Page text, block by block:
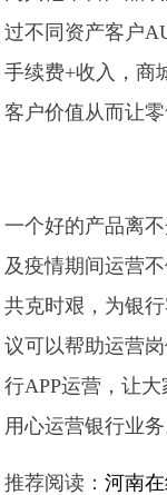
过不同资产客户
手续费+收入，商
客户价值从而让
一个好的产品离
及疫情期间运营
共克时艰，为银
议可以帮助运营
行APP运营，让大
用心运营银行业务
推荐阅读：河南